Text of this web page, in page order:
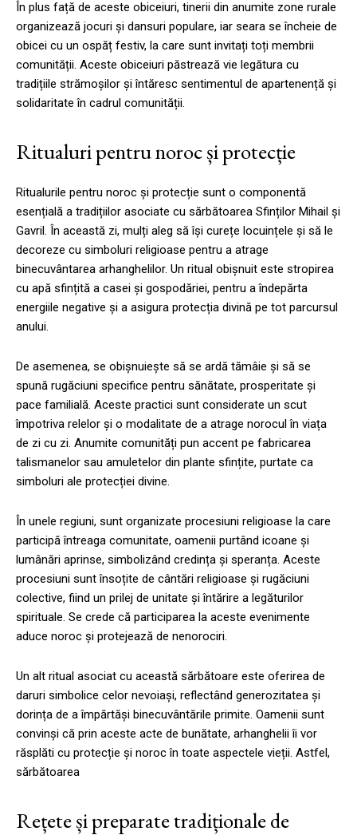
În plus față de aceste obiceiuri, tinerii din anumite zone rurale
organizează jocuri și dansuri populare, iar seara se încheie de
obicei cu un ospăț festiv, la care sunt invitați toți membrii
comunității. Aceste obiceiuri păstrează vie legătura cu
tradițiile strămoșilor și întăresc sentimentul de apartenență și
solidaritate în cadrul comunității.
Ritualuri pentru noroc și protecție
Ritualurile pentru noroc și protecție sunt o componentă
esențială a tradițiilor asociate cu sărbătoarea Sfinților Mihail și
Gavril. În această zi, mulți aleg să își curețe locuințele și să le
decoreze cu simboluri religioase pentru a atrage
binecuvântarea arhanghelilor. Un ritual obișnuit este stropirea
cu apă sfințită a casei și gospodăriei, pentru a îndepărta
energiile negative și a asigura protecția divină pe tot parcursul
anului.
De asemenea, se obișnuiește să se ardă tămâie și să se
spună rugăciuni specifice pentru sănătate, prosperitate și
pace familială. Aceste practici sunt considerate un scut
împotriva relelor și o modalitate de a atrage norocul în viața
de zi cu zi. Anumite comunități pun accent pe fabricarea
talismanelor sau amuletelor din plante sfințite, purtate ca
simboluri ale protecției divine.
În unele regiuni, sunt organizate procesiuni religioase la care
participă întreaga comunitate, oamenii purtând icoane și
lumânări aprinse, simbolizând credința și speranța. Aceste
procesiuni sunt însoțite de cântări religioase și rugăciuni
colective, fiind un prilej de unitate și întărire a legăturilor
spirituale. Se crede că participarea la aceste evenimente
aduce noroc și protejează de nenorociri.
Un alt ritual asociat cu această sărbătoare este oferirea de
daruri simbolice celor nevoiași, reflectând generozitatea și
dorința de a împărtăși binecuvântările primite. Oamenii sunt
convinși că prin aceste acte de bunătate, arhanghelii îi vor
răsplăti cu protecție și noroc în toate aspectele vieții. Astfel,
sărbătoarea
Rețete și preparate tradiționale de